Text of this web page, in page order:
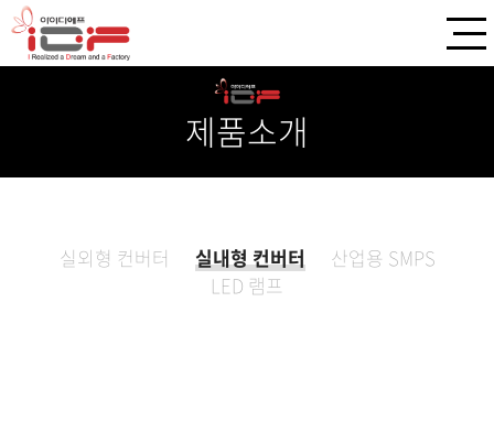
제품소개
실외형 컨버터 실내형 컨버터
산업용 SMPS
LED 램프